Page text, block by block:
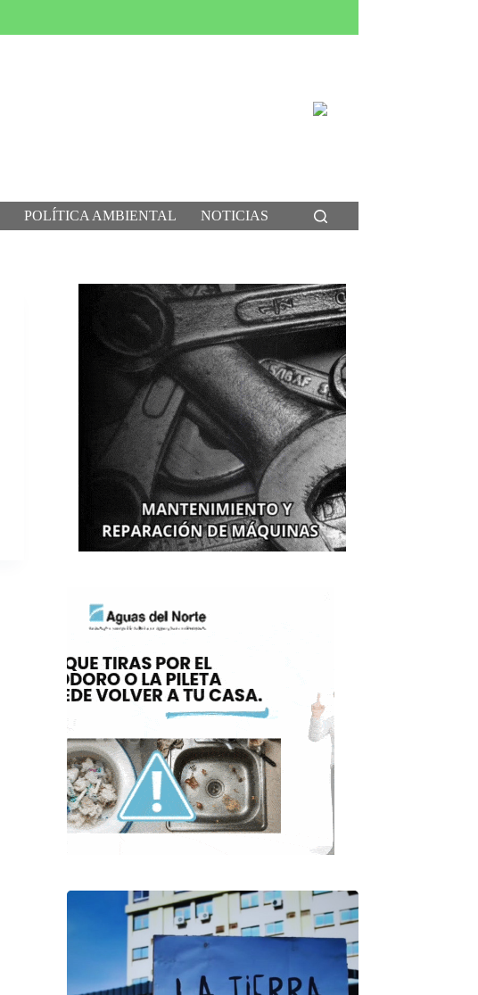
POLÍTICA AMBIENTAL NOTICIAS